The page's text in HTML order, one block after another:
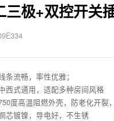
三极+双控开关
条流畅，率性优雅；
西式通用，适配多种房间风格
度高温阻燃外壳，防老化开裂
芯镀镍，导电好，不生锈